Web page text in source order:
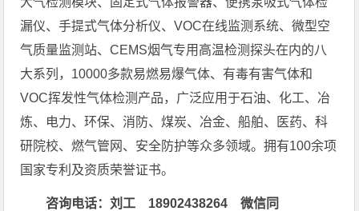
漏仪、手提式气体分析仪、VOC在线监测系统、微型空
气质量监测站、CEMS烟气专用高温检测探头在内的八
大系列，10000多款易燃易爆气体、有毒有害气体和
VOC挥发性气体检测产品，广泛应用于石油、化工、冶
炼、电力、环保、消防、煤炭、冶金、船舶、医药、科
研院校、燃气管网、安全防护等众多领域。拥有100余项
国家专利及资质荣誉证书。
咨询电话：刘工 18902438264 微信同